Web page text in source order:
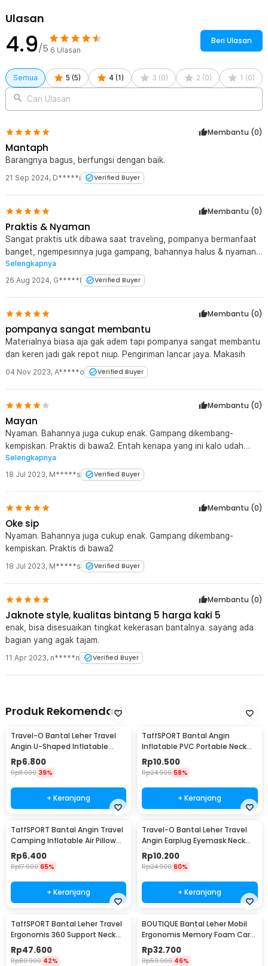
Ulasan
4.9/5 6 Ulasan
Beri Ulasan
Semua 5 (5) 4 (1 ) 3 (0) 2 (0) 1 (0)
Cari Ulasan
Membantu (0)
Mantaph
Barangnya bagus, berfungsi dengan baik.
21 Sep 2024, D*****i Verified Buyer
Membantu (0)
Praktis & Nyaman
Sangat praktis utk dibawa saat traveling, pompanya bermanfaat
banget, ngempesinnya juga gampang, bahannya halus & nyaman
saat dipakai.
Selengkapnya
26 Aug 2024, G*****l Verified Buyer
Membantu (0)
pompanya sangat membantu
Materialnya biasa aja gak adem tapi pompanya sangat membantu
dan keren jadi gak repot niup. Pengiriman lancar jaya. Makasih
04 Nov 2023, A*****o Verified Buyer
Membantu (0)
Mayan
Nyaman. Bahannya juga cukup enak. Gampang dikembang-
kempiskan. Praktis di bawa2. Entah kenapa yang ini kalo udah
dipake lama2 kaya kempes. Kemungkinan ada bocor tipis
Selengkapnya
18 Jul 2023, M*****s Verified Buyer
Membantu (0)
Oke sip
Nyaman. Bahannya juga cukup enak. Gampang dikembang-
kempiskan. Praktis di bawa2
18 Jul 2023, M*****s Verified Buyer
Membantu (0)
Jaknote style, kualitas bintang 5 harga kaki 5
enak, bisa disesuaikan tingkat kekerasan bantalnya. sayang ada
bagian yang agak tajam.
11 Apr 2023, n*****n Verified Buyer
Produk Rekomendasi
Travel-O Bantal Leher Travel
Angin U-Shaped Inflatable
Neck Pillow - RH20
Rp6.800
Rp11.000 39%
+ Keranjang
TaffSPORT Bantal Angin
Inflatable PVC Portable Neck
Pillow High Rest - H0T019
Rp10.500
Rp24.900 58%
+ Keranjang
TaffSPORT Bantal Angin Travel
Camping Inflatable Air Pillow
330x220mm - XLZT-15
Rp6.400
Rp17.900 65%
+ Keranjang
Travel-O Bantal Leher Travel
Angin Earplug Eyemask Neck
Pillow - RH20
Rp10.200
Rp24.900 60%
+ Keranjang
TaffSPORT Bantal Leher Travel
Ergonomis 360 Support Neck
Pillow - NF302
Rp47.600
Rp80.900 42%
BOUTIQUE Bantal Leher Mobil
Ergonomis Memory Foam Car
Headrest Pillow - CAR247
Rp32.700
Rp59.900 46%